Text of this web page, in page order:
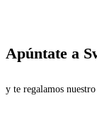
Apúntate a
y te regalamos